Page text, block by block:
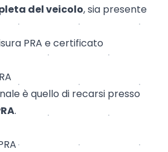
del veicolo, sia presente
PRA e certificato
è quello di recarsi presso
.